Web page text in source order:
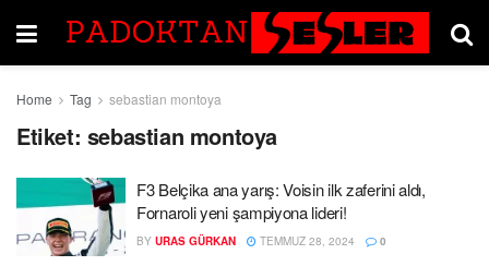
Home Tag sebastian montoya
Etiket: sebastian montoya
F3 Belçika ana yarış: Voisin ilk zaferini aldı,
Fornaroli yeni şampiyona lideri!
BY URAS GÜRKAN TEMMUZ 28, 2024 0